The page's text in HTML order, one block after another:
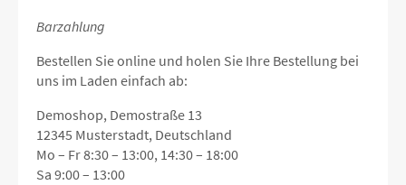
Barzahlung
Bestellen Sie online und holen Sie Ihre Bestellung bei
uns im Laden einfach ab:
Demoshop, Demostraße 13
12345 Musterstadt, Deutschland
Mo – Fr 8:30 – 13:00, 14:30 – 18:00
Sa 9:00 – 13:00